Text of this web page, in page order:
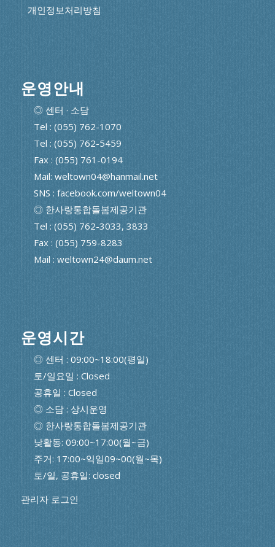
개인정보처리방침
운영안내
◎ 센터 · 소담
Tel : (055) 762-1070
Tel : (055) 762-5459
Fax : (055) 761-0194
Mail: weltown04@hanmail.net
SNS : facebook.com/weltown04
◎ 한사랑통합돌봄제공기관
Tel : (055) 762-3033, 3833
Fax : (055) 759-8283
Mail : weltown24@daum.net
운영시간
◎ 센터 : 09:00~18:00(평일)
토/일요일 : Closed
공휴일 : Closed
◎ 소담 : 상시운영
◎ 한사랑통합돌봄제공기관
낮활동: 09:00~17:00(월~금)
주거: 17:00~익일09~00(월~목)
토/일, 공휴일: closed
관리자 로그인